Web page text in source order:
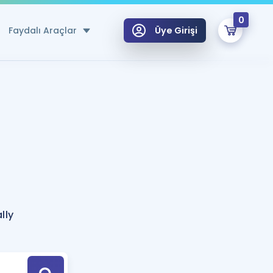
Faydalı Araçlar
Hesaplama Aracı
için Öneriler
Tek Takvimde
Üye Girişi
0
Hoca ile seni sınava hazırlayacak onlarca eğitim seni bekliyor!